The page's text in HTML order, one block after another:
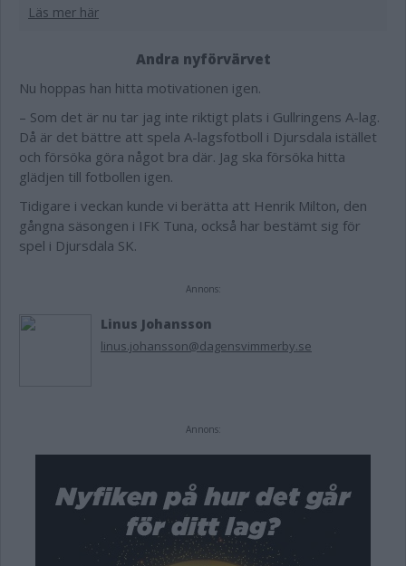
Läs mer här
Andra nyförvärvet
Nu hoppas han hitta motivationen igen.
– Som det är nu tar jag inte riktigt plats i Gullringens A-lag.
Då är det bättre att spela A-lagsfotboll i Djursdala istället
och försöka göra något bra där. Jag ska försöka hitta
glädjen till fotbollen igen.
Tidigare i veckan kunde vi berätta att Henrik Milton, den
gångna säsongen i IFK Tuna, också har bestämt sig för
spel i Djursdala SK.
Annons:
Linus Johansson
linus.johansson@dagensvimmerby.se
Annons: